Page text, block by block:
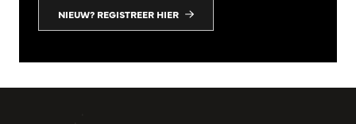
NIEUW? REGISTREER HIER